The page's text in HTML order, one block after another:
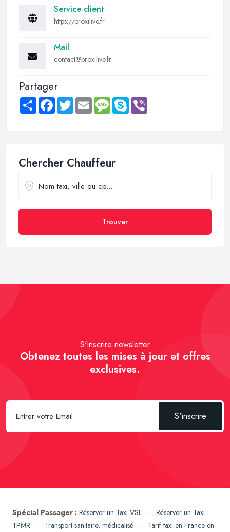
Service client
https://proxilive.fr
Mail
contact@proxilive.fr
Partager
Share FacebookTwitter Email MessageSkype
Chercher Chauffeur
Trouver
S'inscrire newsletter
Obtenez toutes les mises à jour et offres
exclusives.
S'inscrire
Spécial Passager : Réserver un Taxi VSL - Réserver un Taxi
TPMR - Transport sanitaire, médicalisé - Tarif taxi en France en